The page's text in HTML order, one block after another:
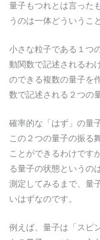
量子もつれとは言った
うのは一体どういうこ
小さな粒子である１つ
動関数で記述されるわ
のできる複数の量子を
数で記述される２つの
確率的な「はず」の量
この２つの量子の振る
ことができるわけです
る量子の状態というの
測定してみるまで、量
いはずなのです。
例えば、量子は「スピ